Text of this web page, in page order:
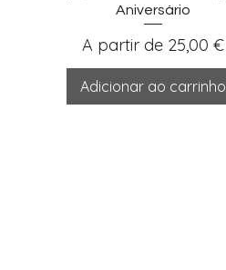
Aniversário
A partir de 25,00 €
Preço promocional
Adicionar ao carrinho